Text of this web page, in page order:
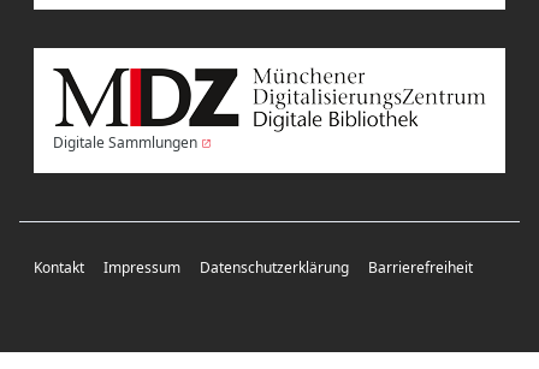
Digitale Sammlungen
Kontakt Impressum Datenschutzerklärung Barrierefreiheit